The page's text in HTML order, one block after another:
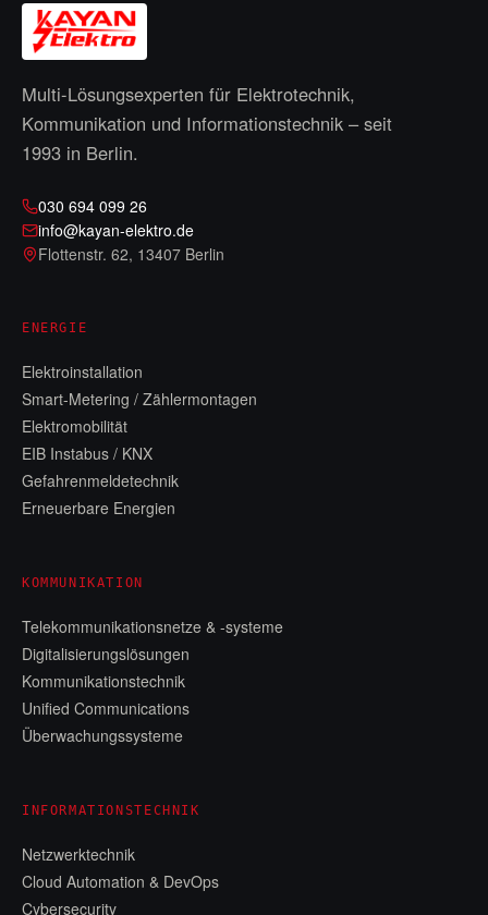
Multi-Lösungsexperten für Elektrotechnik,
Kommunikation und Informationstechnik – seit
1993 in Berlin.
030 694 099 26
info@kayan-elektro.de
Flottenstr. 62, 13407 Berlin
ENERGIE
Elektroinstallation
Smart-Metering / Zählermontagen
Elektromobilität
EIB Instabus / KNX
Gefahrenmeldetechnik
Erneuerbare Energien
KOMMUNIKATION
Telekommunikationsnetze & -systeme
Digitalisierungslösungen
Kommunikationstechnik
Unified Communications
Überwachungssysteme
INFORMATIONSTECHNIK
Netzwerktechnik
Cloud Automation & DevOps
Cybersecurity